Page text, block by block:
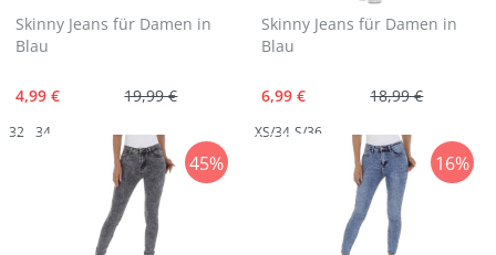
Skinny Jeans für Damen in
Blau
19,99 €
4,99 €
32 34
Skinny Jeans für Damen in
Blau
18,99 €
6,99 €
XS/34 S/36
45% 16%